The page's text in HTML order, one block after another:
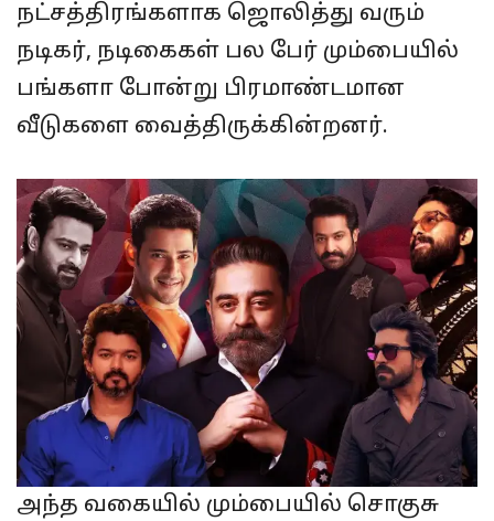
நட்சத்திரங்களாக ஜொலித்து வரும்
நடிகர், நடிகைகள் பல பேர் மும்பையில்
பங்களா போன்று பிரமாண்டமான
வீடுகளை வைத்திருக்கின்றனர்.
அந்த வகையில் மும்பையில் சொகுசு